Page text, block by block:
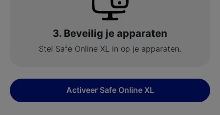
3. Beveilig je apparaten
Stel Safe Online XL in op je apparaten.
Activeer Safe Online XL